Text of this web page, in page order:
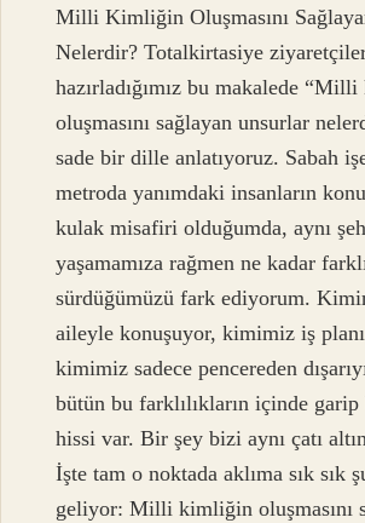
Milli Kimliğin Oluşmasını
Nelerdir? Totalkirtasiye
hazırladığımız bu makalede
oluşmasını sağlayan unsurlar
sade bir dille anlatıyoruz. Sabah
metroda yanımdaki insanların
kulak misafiri olduğumda, aynı
yaşamamıza rağmen ne kadar
sürdüğümüzü fark ediyorum.
aileyle konuşuyor, kimimiz iş
kimimiz sadece pencereden
bütün bu farklılıkların içinde
hissi var. Bir şey bizi aynı çatı
İşte tam o noktada aklıma sık sık
geliyor: Milli kimliğin oluşmasını